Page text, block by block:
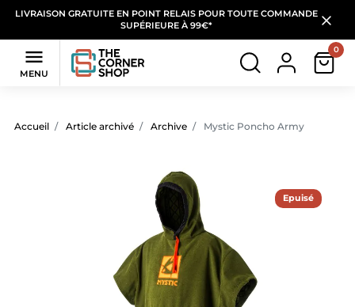
LIVRAISON GRATUITE EN POINT RELAIS POUR TOUTE COMMANDE
SUPÉRIEURE À 99€*

MENU
0
Accueil Article archivé Archive Mystic Poncho Army
Epuisé